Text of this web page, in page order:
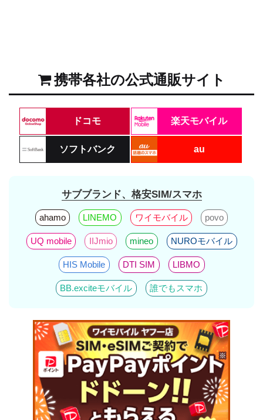
携帯各社の公式通販サイト
ドコモ 楽天モバイル
ソフトバンク au
サブブランド、格安SIM/スマホ
ahamo LINEMO ワイモバイル povo
UQ mobile IIJmio mineo NUROモバイル
HIS Mobile DTI SIM LIBMO
BB.exciteモバイル 誰でもスマホ